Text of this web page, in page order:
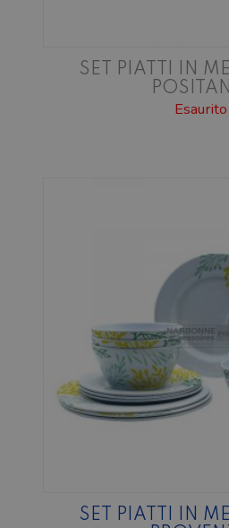
SET PIATTI IN
Esaurito
SET PIATTI IN